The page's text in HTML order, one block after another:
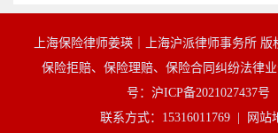
上海保险律师姜瑛｜上海沪派律师事务所
保险拒赔、保险理赔、保险合同纠纷法律
号：沪ICP备2021027437号
联系方式：15316011769 |
网站